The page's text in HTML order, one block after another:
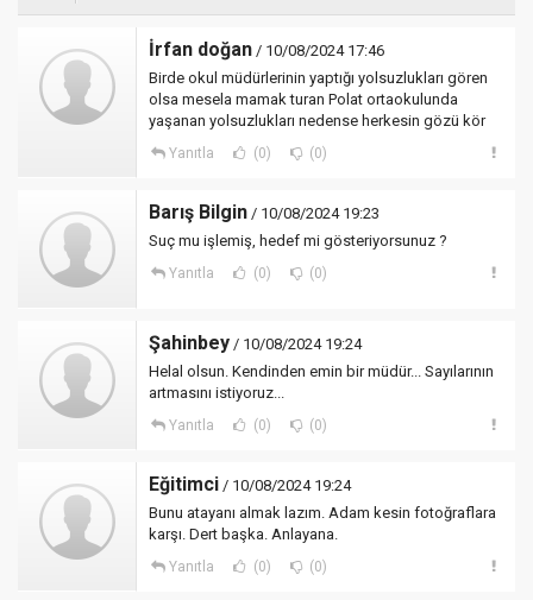
İrfan doğan / 10/08/2024 17:46
Birde okul müdürlerinin yaptığı yolsuzlukları gören
olsa mesela mamak turan Polat ortaokulunda
yaşanan yolsuzlukları nedense herkesin gözü kör
Yanıtla (0) (0)
Barış Bilgin / 10/08/2024 19:23
Suç mu işlemiş, hedef mi gösteriyorsunuz ?
Yanıtla (0) (0)
Şahinbey / 10/08/2024 19:24
Helal olsun. Kendinden emin bir müdür... Sayılarının
artmasını istiyoruz...
Yanıtla (0) (0)
Eğitimci / 10/08/2024 19:24
Bunu atayanı almak lazım. Adam kesin fotoğraflara
karşı. Dert başka. Anlayana.
Yanıtla (0) (0)